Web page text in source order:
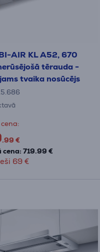
AIR KL A52, 670
tērauda -
tvaika nosūcējs
.99 €
cena: 719.99 €
69 €